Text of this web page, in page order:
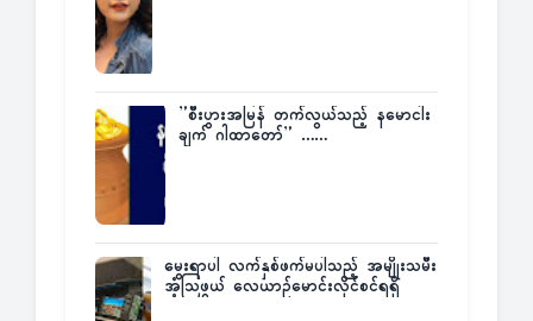
”စီးပွားအမြန် တက်လွယ်သည့် နမောငါး
ချက် ဂါထာတော်” ……
မွေးရာပါ လက်နှစ်ဖက်မပါသည့် အမျိုးသမီး
အံ့သြဖွယ် လေယာဉ်မောင်းလိုင်စင်ရရှိ